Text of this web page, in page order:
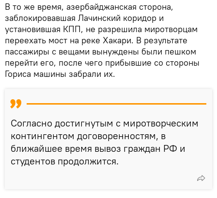
В то же время, азербайджанская сторона,
заблокировавшая Лачинский коридор и
установившая КПП, не разрешила миротворцам
переехать мост на реке Хакари. В результате
пассажиры с вещами вынуждены были пешком
перейти его, после чего прибывшие со стороны
Гориса машины забрали их.
Согласно достигнутым с миротворческим
контингентом договоренностям, в
ближайшее время вывоз граждан РФ и
студентов продолжится.